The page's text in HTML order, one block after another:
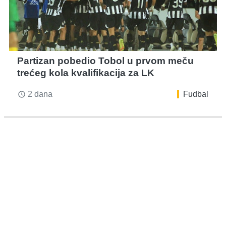
Partizan pobedio Tobol u prvom meču
trećeg kola kvalifikacija za LK
access_time 2 dana Fudbal